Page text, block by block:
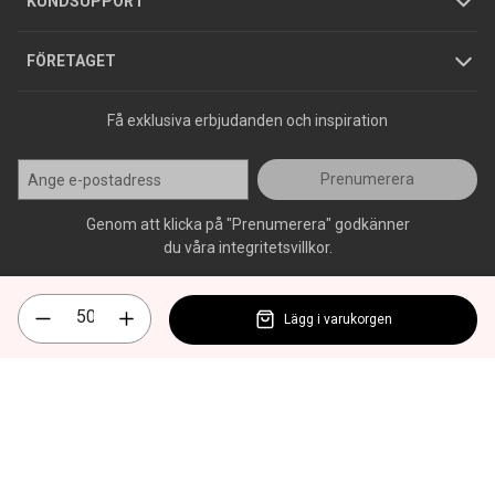
FÖRETAGET
Press
Få exklusiva erbjudanden och inspiration
Prenumerera
Genom att klicka på "Prenumerera" godkänner
du våra integritetsvillkor.
Lägg i varukorgen